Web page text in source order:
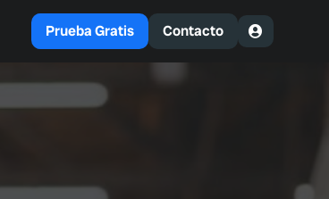
Prueba Gratis Contacto